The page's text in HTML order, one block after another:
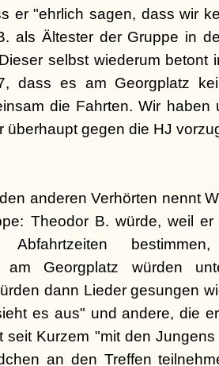
er "ehrlich sagen, dass wir
als Ältester der Gruppe in
selbst wiederum betont
dass es am Georgplatz
die Fahrten. Wir
überhaupt gegen die HJ
anderen Verhörten nennt
Theodor B. würde, weil
Abfahrtzeiten
am Georgplatz würden
dann Lieder gesungen
es aus" und andere, die
seit Kurzem "mit den
an den Treffen